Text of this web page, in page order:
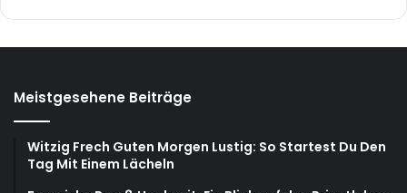
Meistgesehene Beiträge
Witzig Frech Guten Morgen Lustig: So Startest Du Den
Tag Mit Einem Lächeln